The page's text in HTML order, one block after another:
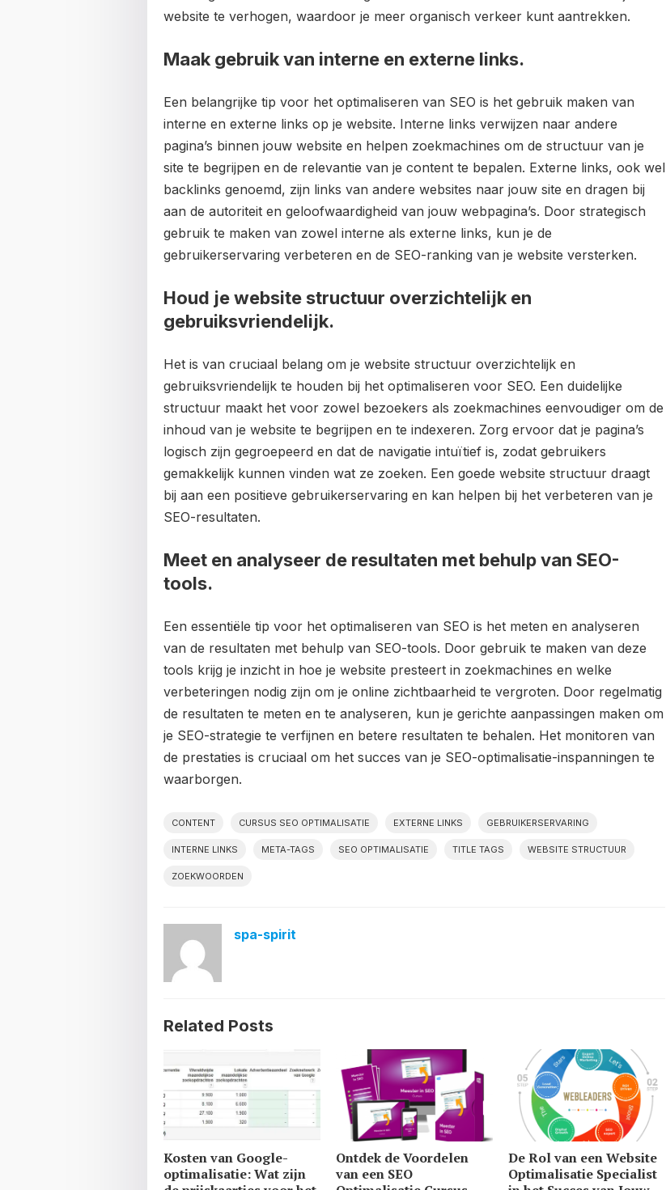
website te verhogen, waardoor je meer organisch verkeer kunt aantrekken.
Maak gebruik van interne en externe links.
Een belangrijke tip voor het optimaliseren van SEO is het gebruik maken van
interne en externe links op je website. Interne links verwijzen naar andere
pagina’s binnen jouw website en helpen zoekmachines om de structuur van je
site te begrijpen en de relevantie van je content te bepalen. Externe links, ook wel
backlinks genoemd, zijn links van andere websites naar jouw site en dragen bij
aan de autoriteit en geloofwaardigheid van jouw webpagina’s. Door strategisch
gebruik te maken van zowel interne als externe links, kun je de
gebruikerservaring verbeteren en de SEO-ranking van je website versterken.
Houd je website structuur overzichtelijk en
gebruiksvriendelijk.
Het is van cruciaal belang om je website structuur overzichtelijk en
gebruiksvriendelijk te houden bij het optimaliseren voor SEO. Een duidelijke
structuur maakt het voor zowel bezoekers als zoekmachines eenvoudiger om de
inhoud van je website te begrijpen en te indexeren. Zorg ervoor dat je pagina’s
logisch zijn gegroepeerd en dat de navigatie intuïtief is, zodat gebruikers
gemakkelijk kunnen vinden wat ze zoeken. Een goede website structuur draagt
bij aan een positieve gebruikerservaring en kan helpen bij het verbeteren van je
SEO-resultaten.
Meet en analyseer de resultaten met behulp van SEO-
tools.
Een essentiële tip voor het optimaliseren van SEO is het meten en analyseren
van de resultaten met behulp van SEO-tools. Door gebruik te maken van deze
tools krijg je inzicht in hoe je website presteert in zoekmachines en welke
verbeteringen nodig zijn om je online zichtbaarheid te vergroten. Door regelmatig
de resultaten te meten en te analyseren, kun je gerichte aanpassingen maken om
je SEO-strategie te verfijnen en betere resultaten te behalen. Het monitoren van
de prestaties is cruciaal om het succes van je SEO-optimalisatie-inspanningen te
waarborgen.
CONTENT CURSUS SEO OPTIMALISATIE EXTERNE LINKS GEBRUIKERSERVARING
INTERNE LINKS META-TAGS SEO OPTIMALISATIE TITLE TAGS WEBSITE STRUCTUUR
ZOEKWOORDEN
spa-spirit
Related Posts
Kosten van Google-
optimalisatie: Wat zijn
Ontdek de Voordelen
van een SEO
De Rol van een Website
Optimalisatie Specialist